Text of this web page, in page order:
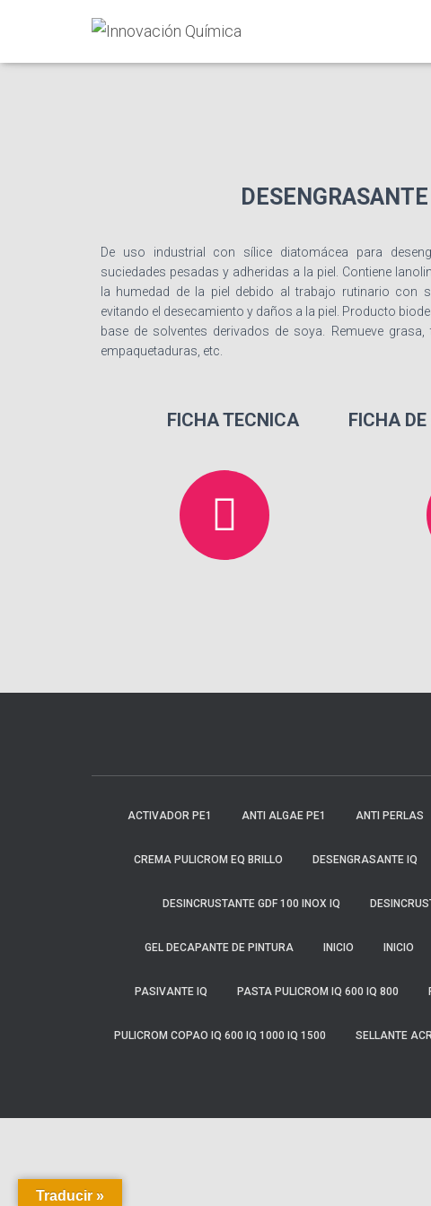
De uso industrial con sílice diatomácea para
suciedades pesadas y adheridas a la piel. Contiene
la humedad de la piel debido al trabajo rutinario con
evitando el desecamiento y daños a la piel. Producto
base de solventes derivados de soya. Remueve
empaquetaduras, etc.
FICHA TECNICA FICHA DE
ACTIVADOR PE1 ANTI ALGAE PE1 ANTI PERLAS
CREMA PULICROM EQ BRILLO DESENGRASANTE IQ
DESINCRUSTANTE GDF 100 INOX IQ
GEL DECAPANTE DE PINTURA INICIO INICIO
PASIVANTE IQ PASTA PULICROM IQ 600 IQ 800
PULICROM COPAO IQ 600 IQ 1000 IQ 1500 SELLANTE
Traducir »